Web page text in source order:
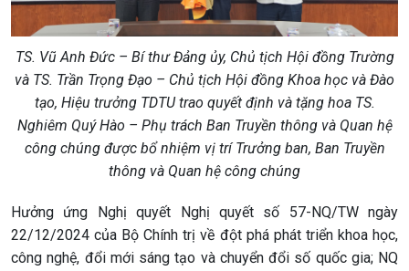
TS. Vũ Anh Đức – Bí thư Đảng ủy, Chủ tịch Hội đồng Trường
và TS. Trần Trọng Đạo – Chủ tịch Hội đồng Khoa học và Đào
tạo, Hiệu trưởng TDTU trao quyết định và tặng hoa TS.
Nghiêm Quý Hào – Phụ trách Ban Truyền thông và Quan hệ
công chúng được bổ nhiệm vị trí Trưởng ban, Ban Truyền
thông và Quan hệ công chúng
Hưởng ứng Nghị quyết Nghị quyết số 57-NQ/TW ngày
22/12/2024 của Bộ Chính trị về đột phá phát triển khoa học,
công nghệ, đổi mới sáng tạo và chuyển đổi số quốc gia; NQ